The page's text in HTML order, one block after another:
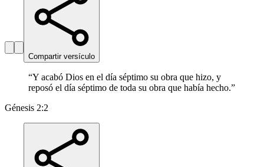
Compartir versículo
“Y acabó Dios en el día séptimo su obra que hizo, y
reposó el día séptimo de toda su obra que había hecho.”
Génesis 2:2